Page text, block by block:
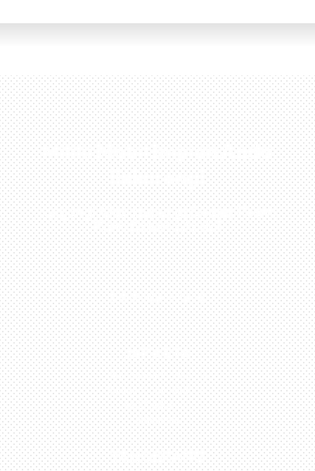
Miliki Mobil Impian Anda
Sekarang!
Kunjungi Atau Hubungi Dealer Resmi
Kami Di Kota Anda!
0813-1054-7548
JAKARTA
Perumahan Boulevard
Taman Surya 3 Blok h2,
No.27, Jakarta –
Indonesia
TANGERANG